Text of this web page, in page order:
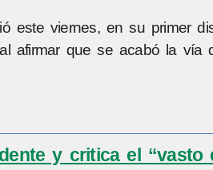
este viernes, en su primer
afirmar que se acabó la vía
y critica el “vasto